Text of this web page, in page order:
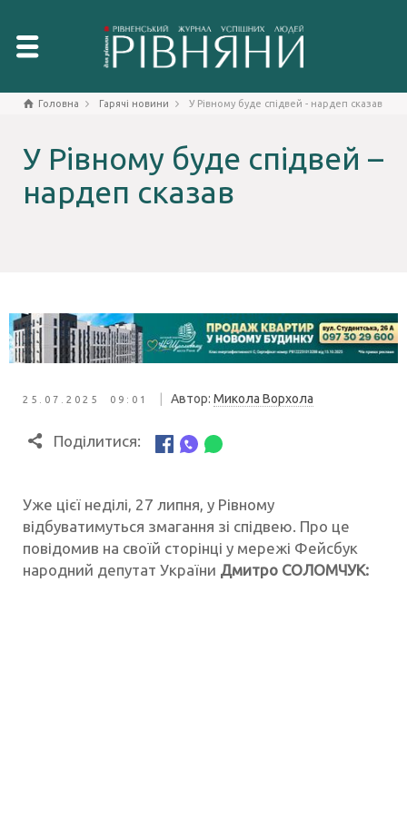
Головна Гарячі новини У Рівному буде спідвей - нардеп сказав
У Рівному буде спідвей –
нардеп сказав
25.07.2025 09:01 Автор: Микола Ворхола
Поділитися:
Уже цієї неділі, 27 липня, у Рівному
відбуватимуться змагання зі спідвею. Про це
повідомив на своїй сторінці у мережі Фейсбук
народний депутат України Дмитро СОЛОМЧУК: